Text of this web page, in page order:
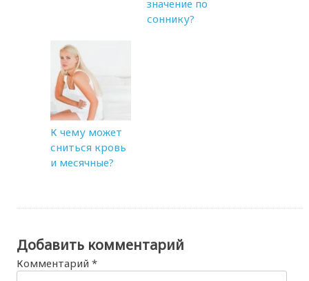
значение по
соннику?
К чему может
сниться кровь
и месячные?
Добавить комментарий
Комментарий*